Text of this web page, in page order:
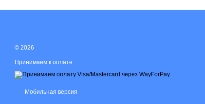
© 2026
Принимаем к оплате
Мобильная версия